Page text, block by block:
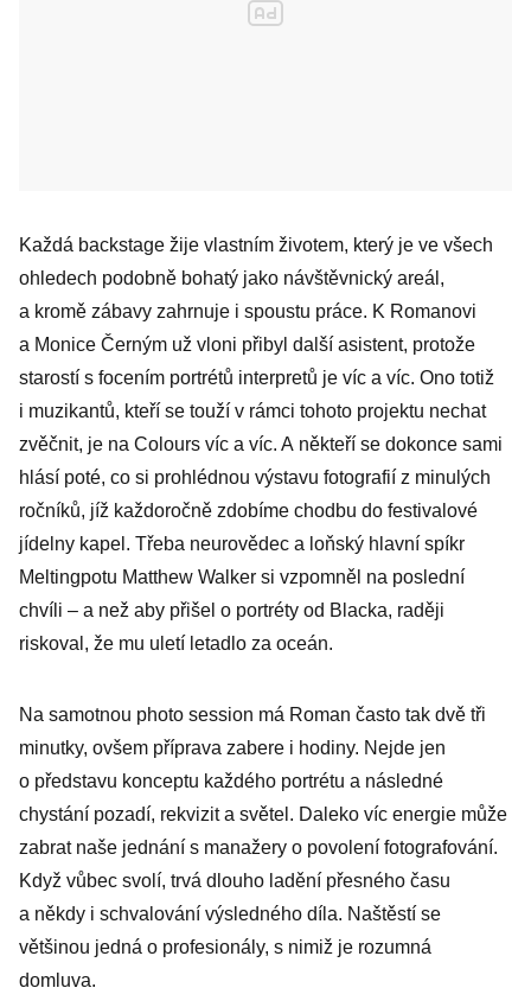
Každá backstage žije vlastním životem, který je ve všech
ohledech podobně bohatý jako návštěvnický areál,
a kromě zábavy zahrnuje i spoustu práce. K Romanovi
a Monice Černým už vloni přibyl další asistent, protože
starostí s focením portrétů interpretů je víc a víc. Ono totiž
i muzikantů, kteří se touží v rámci tohoto projektu nechat
zvěčnit, je na Colours víc a víc. A někteří se dokonce sami
hlásí poté, co si prohlédnou výstavu fotografií z minulých
ročníků, jíž každoročně zdobíme chodbu do festivalové
jídelny kapel. Třeba neurovědec a loňský hlavní spíkr
Meltingpotu Matthew Walker si vzpomněl na poslední
chvíli – a než aby přišel o portréty od Blacka, raději
riskoval, že mu uletí letadlo za oceán.
Na samotnou photo session má Roman často tak dvě tři
minutky, ovšem příprava zabere i hodiny. Nejde jen
o představu konceptu každého portrétu a následné
chystání pozadí, rekvizit a světel. Daleko víc energie může
zabrat naše jednání s manažery o povolení fotografování.
Když vůbec svolí, trvá dlouho ladění přesného času
a někdy i schvalování výsledného díla. Naštěstí se
většinou jedná o profesionály, s nimiž je rozumná
domluva.